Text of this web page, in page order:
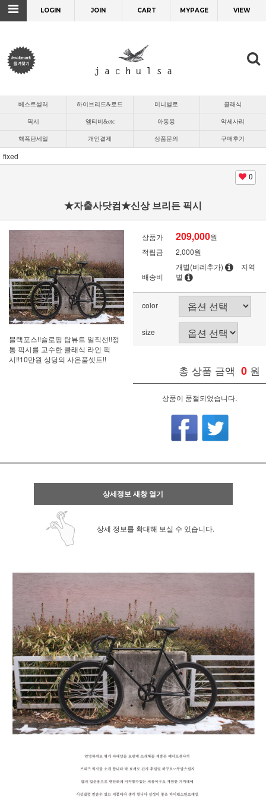
LOGIN JOIN CART MYPAGE VIEW
베스트셀러 하이브리드&로드 미니벨로 클래식
픽시 엠티비&etc 아동용 악세사리
핵폭탄세일 개인결제 상품문의 구매후기
fixed
0
★자출사닷컴★신상 브리든 픽시
블랙포스!!슬로핑 탑뷰트 일직선!!정
통 픽시를 고수한 클래식 라인 픽
시!!10만원 상당의 사은품셋트!!
상품가 209,000원
적립금
2,000원
배송비
개별(비례추가)
지역
별
color
size
총 상품 금액 0 원
상품이 품절되었습니다.
상세정보 새창 열기
상세 정보를 확대해 보실 수 있습니다.